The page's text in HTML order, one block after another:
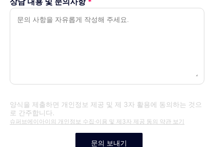
양식을 제출하면 개인정보 제공 및 제 3자 활용에 동의하는 것으
로 간주합니다.
슈퍼브에이아이의 개인정보 수집·이용 및 제3자 제공 동의 약관 보기